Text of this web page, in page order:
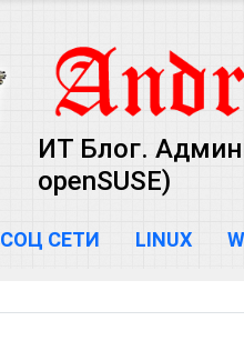
ИТ Блог.
openSUSE)
СОЦ СЕТИ LINUX